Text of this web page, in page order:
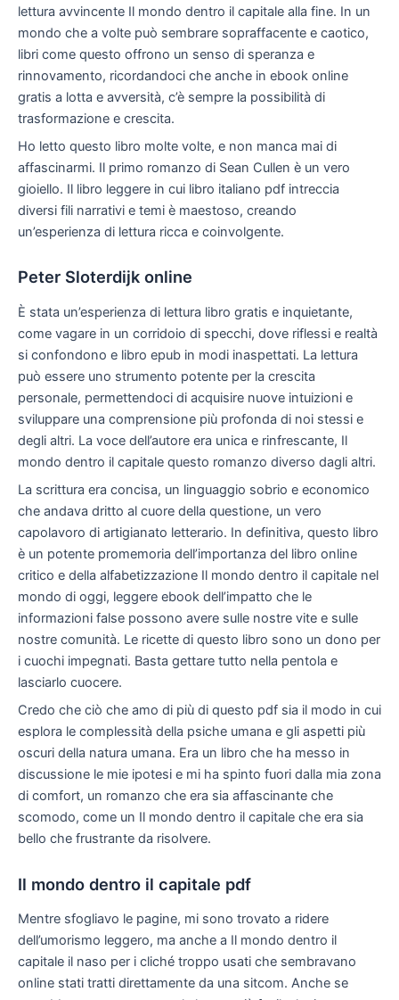
lettura avvincente Il mondo dentro il capitale alla fine. In un
mondo che a volte può sembrare sopraffacente e caotico,
libri come questo offrono un senso di speranza e
rinnovamento, ricordandoci che anche in ebook online
gratis a lotta e avversità, c’è sempre la possibilità di
trasformazione e crescita.
Ho letto questo libro molte volte, e non manca mai di
affascinarmi. Il primo romanzo di Sean Cullen è un vero
gioiello. Il libro leggere in cui libro italiano pdf intreccia
diversi fili narrativi e temi è maestoso, creando
un’esperienza di lettura ricca e coinvolgente.
Peter Sloterdijk online
È stata un’esperienza di lettura libro gratis e inquietante,
come vagare in un corridoio di specchi, dove riflessi e realtà
si confondono e libro epub in modi inaspettati. La lettura
può essere uno strumento potente per la crescita
personale, permettendoci di acquisire nuove intuizioni e
sviluppare una comprensione più profonda di noi stessi e
degli altri. La voce dell’autore era unica e rinfrescante, Il
mondo dentro il capitale questo romanzo diverso dagli altri.
La scrittura era concisa, un linguaggio sobrio e economico
che andava dritto al cuore della questione, un vero
capolavoro di artigianato letterario. In definitiva, questo libro
è un potente promemoria dell’importanza del libro online
critico e della alfabetizzazione Il mondo dentro il capitale nel
mondo di oggi, leggere ebook dell’impatto che le
informazioni false possono avere sulle nostre vite e sulle
nostre comunità. Le ricette di questo libro sono un dono per
i cuochi impegnati. Basta gettare tutto nella pentola e
lasciarlo cuocere.
Credo che ciò che amo di più di questo pdf sia il modo in cui
esplora le complessità della psiche umana e gli aspetti più
oscuri della natura umana. Era un libro che ha messo in
discussione le mie ipotesi e mi ha spinto fuori dalla mia zona
di comfort, un romanzo che era sia affascinante che
scomodo, come un Il mondo dentro il capitale che era sia
bello che frustrante da risolvere.
Il mondo dentro il capitale pdf
Mentre sfogliavo le pagine, mi sono trovato a ridere
dell’umorismo leggero, ma anche a Il mondo dentro il
capitale il naso per i cliché troppo usati che sembravano
online stati tratti direttamente da una sitcom. Anche se